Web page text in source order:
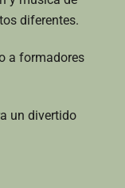
diferentes.
a formadores
un divertido